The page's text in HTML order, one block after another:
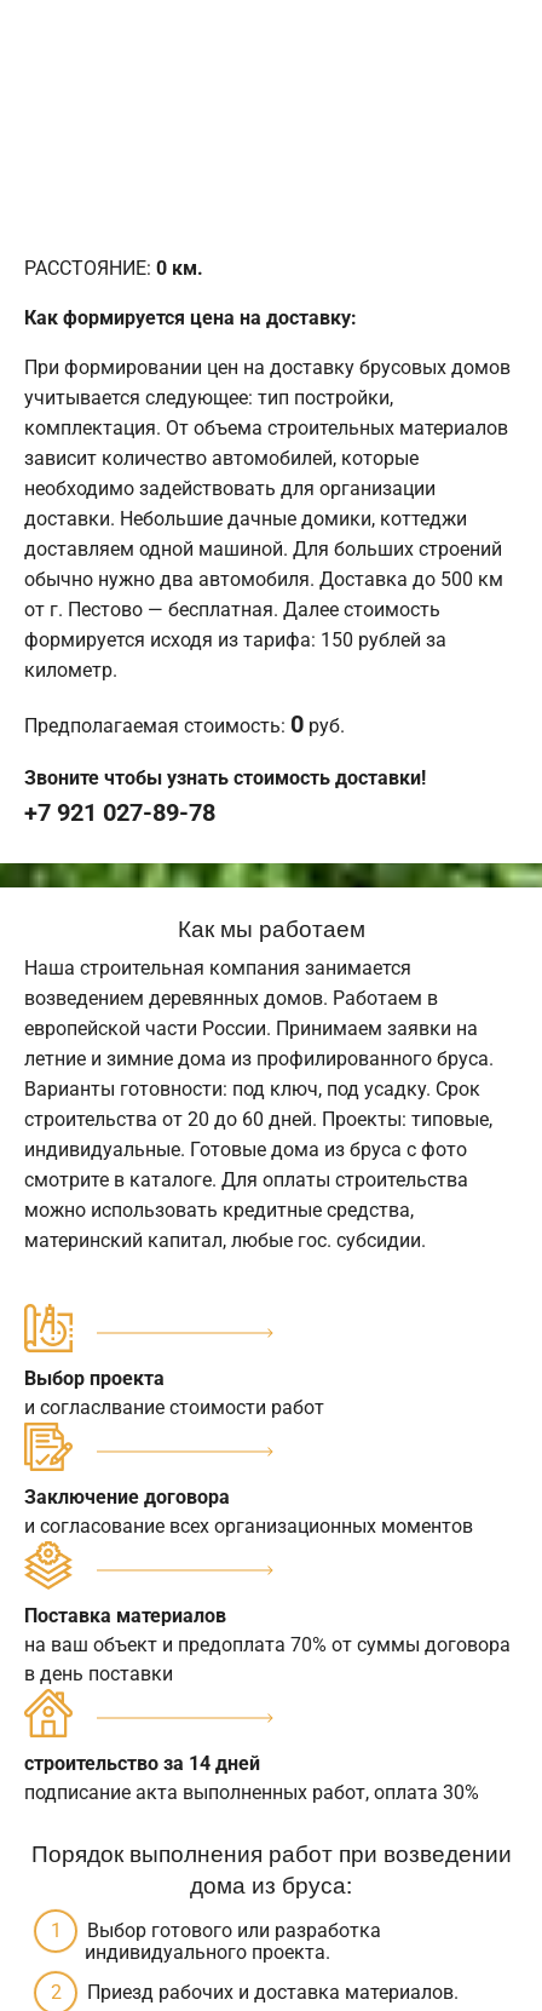
РАССТОЯНИЕ: 0 км.
Как формируется цена на доставку:
При формировании цен на доставку брусовых домов
учитывается следующее: тип постройки,
комплектация. От объема строительных материалов
зависит количество автомобилей, которые
необходимо задействовать для организации
доставки. Небольшие дачные домики, коттеджи
доставляем одной машиной. Для больших строений
обычно нужно два автомобиля. Доставка до 500 км
от г. Пестово — бесплатная. Далее стоимость
формируется исходя из тарифа: 150 рублей за
километр.
Предполагаемая стоимость: 0 руб.
Звоните чтобы узнать стоимость доставки!
+7 921 027-89-78
Как мы работаем
Наша строительная компания занимается
возведением деревянных домов. Работаем в
европейской части России. Принимаем заявки на
летние и зимние дома из профилированного бруса.
Варианты готовности: под ключ, под усадку. Срок
строительства от 20 до 60 дней. Проекты: типовые,
индивидуальные. Готовые дома из бруса с фото
смотрите в каталоге. Для оплаты строительства
можно использовать кредитные средства,
материнский капитал, любые гос. субсидии.
Выбор проекта
и согласлвание стоимости работ
Заключение договора
и согласование всех организационных моментов
Поставка материалов
на ваш объект и предоплата 70% от суммы договора
в день поставки
строительство за 14 дней
подписание акта выполненных работ, оплата 30%
Порядок выполнения работ при возведении
дома из бруса:
Выбор готового или разработка
индивидуального проекта.
Приезд рабочих и доставка материалов.